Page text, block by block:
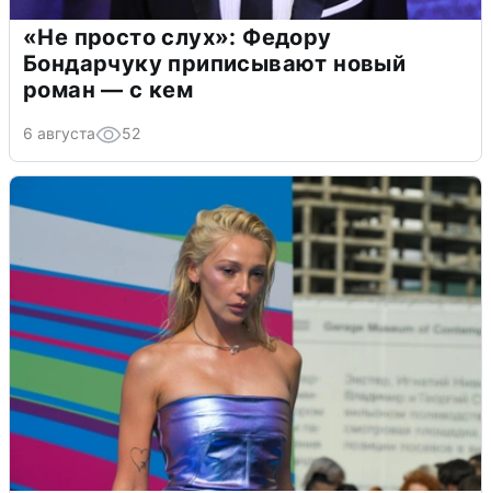
«Не просто слух»: Федору
Бондарчуку приписывают новый
роман — с кем
6 августа 52